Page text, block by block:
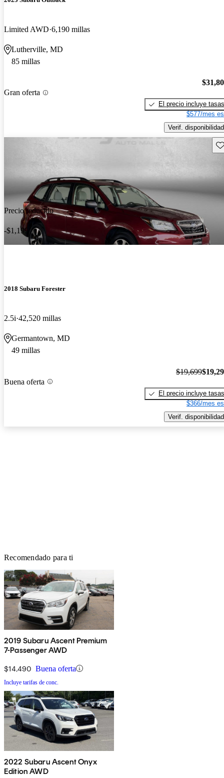
Limited AWD 6,190 millas
Lutherville, MD
85 millas
Gran oferta
El precio incluye tasas
$577/mes
Verif. disponibilidad
Precio reducido
-$1,199
2018 Subaru Forester
2.5i 42,520 millas
Germantown, MD
49 millas
Buena oferta
$19,699
El precio incluye tasas
$366/mes
Verif. disponibilidad
Recomendado para ti
2019 Subaru Ascent Premium
7-Passenger AWD
$14,490 Buena oferta
Incluye tarifas de conc.
2022 Subaru Ascent Onyx
Edition AWD